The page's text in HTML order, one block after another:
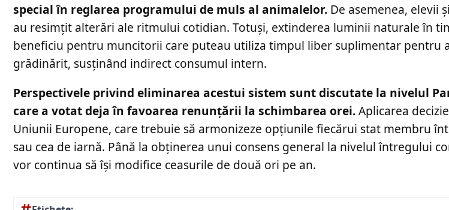
special în reglarea programului de muls al animalelor. De asemenea, elevii
au resimțit alterări ale ritmului cotidian. Totuși, extinderea luminii naturale în
beneficiu pentru muncitorii care puteau utiliza timpul liber suplimentar pentru
grădinărit, susținând indirect consumul intern.
Perspectivele privind eliminarea acestui sistem sunt discutate la nivelul
care a votat deja în favoarea renunțării la schimbarea orei.Aplicarea
Uniunii Europene, care trebuie să armonizeze opțiunile fiecărui stat membru
sau cea de iarnă. Până la obținerea unui consens general la nivelul întregului
vor continua să își modifice ceasurile de două ori pe an.